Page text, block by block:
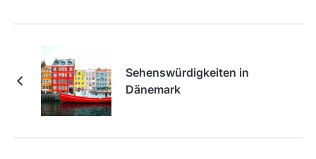
Sehenswürdigkeiten in
Dänemark